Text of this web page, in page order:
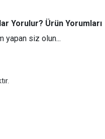
Yorulur? Ürün Yorumları
yapan siz olun...